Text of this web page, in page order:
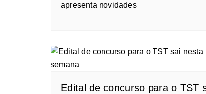
apresenta novidades
Edital de concurso para o TST